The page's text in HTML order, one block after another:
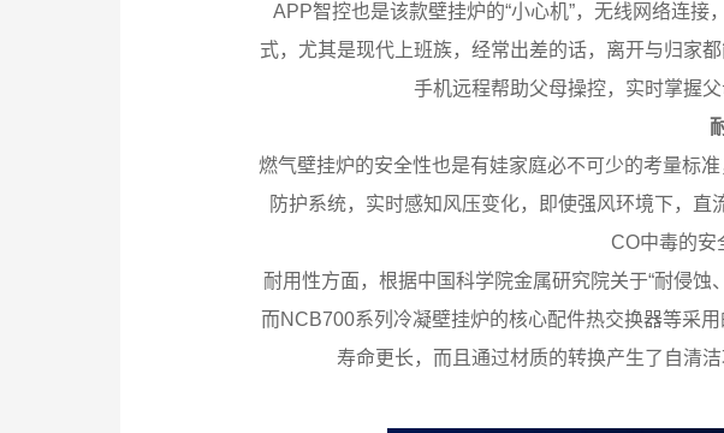
APP智控也是该款壁挂炉的“小心机”，无线网络连
式，尤其是现代上班族，经常出差的话，离开与归家
手机远程帮助父母操控，实时掌握
燃气壁挂炉的安全性也是有娃家庭必不可少的考量标
防护系统，实时感知风压变化，即使强风环境下，
CO中毒的安
耐用性方面，根据中国科学院金属研究院关于“耐侵蚀
而NCB700系列冷凝壁挂炉的核心配件热交换器等采
寿命更长，而且通过材质的转换产生了自清